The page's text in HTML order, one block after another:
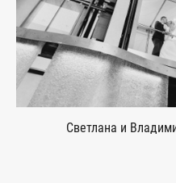
Светлана и